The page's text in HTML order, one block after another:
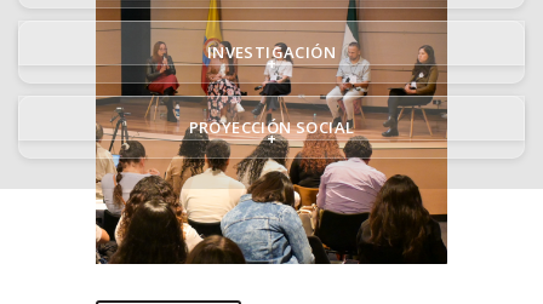
INVESTIGACIÓN
+
PROYECCIÓN SOCIAL
+